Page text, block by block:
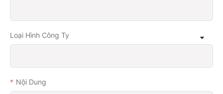
Loại Hình Công Ty
Nội Dung